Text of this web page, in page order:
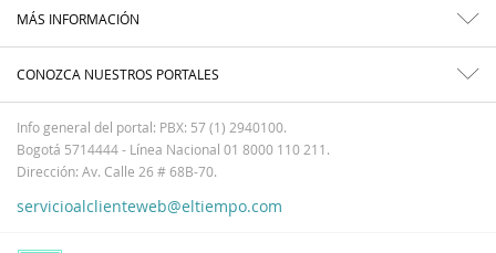
MÁS INFORMACIÓN
CONOZCA NUESTROS PORTALES
Info general del portal: PBX: 57 (1) 2940100.
Bogotá 5714444 - Línea Nacional 01 8000 110 211.
Dirección: Av. Calle 26 # 68B-70.
servicioalclienteweb@eltiempo.com